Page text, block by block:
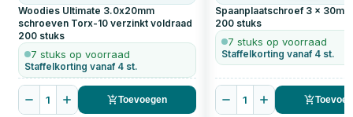
Woodies Ultimate 3.0x20mm
schroeven Torx-10 verzinkt voldraad
200 stuks
7 stuks op voorraad
Staffelkorting vanaf 4 st.
1 Toevoegen
Spaanplaatschroef 3 x
200 stuks
7 stuks op voorraad
Staffelkorting vanaf 4 st.
1